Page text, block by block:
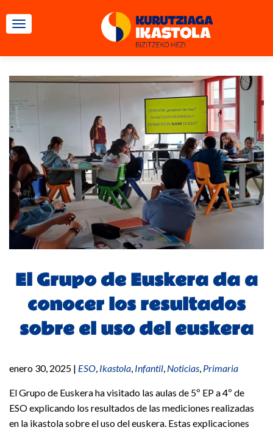
CAMBIAR NAVEGACIÓN
El Grupo de Euskera da a
conocer los resultados
sobre el uso del euskera
enero 30, 2025 | ESO, Ikastola, Infantil, Noticias, Primaria
El Grupo de Euskera ha visitado las aulas de 5º EP a 4º de
ESO explicando los resultados de las mediciones realizadas
en la ikastola sobre el uso del euskera. Estas explicaciones